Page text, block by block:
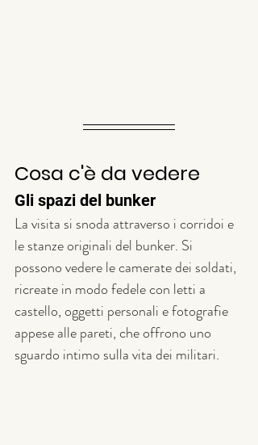
Cosa c'è da vedere
Gli spazi del bunker
La visita si snoda attraverso i corridoi e
le stanze originali del bunker. Si
possono vedere le camerate dei soldati,
ricreate in modo fedele con letti a
castello, oggetti personali e fotografie
appese alle pareti, che offrono uno
sguardo intimo sulla vita dei militari.